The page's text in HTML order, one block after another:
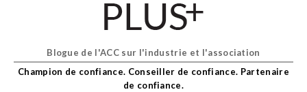
À propos de nous
Adhésion
Show
sub
Blogue de l'ACC sur l'industrie et l'association
Champion de confiance. Conseiller de confiance. Partenaire
de confiance.